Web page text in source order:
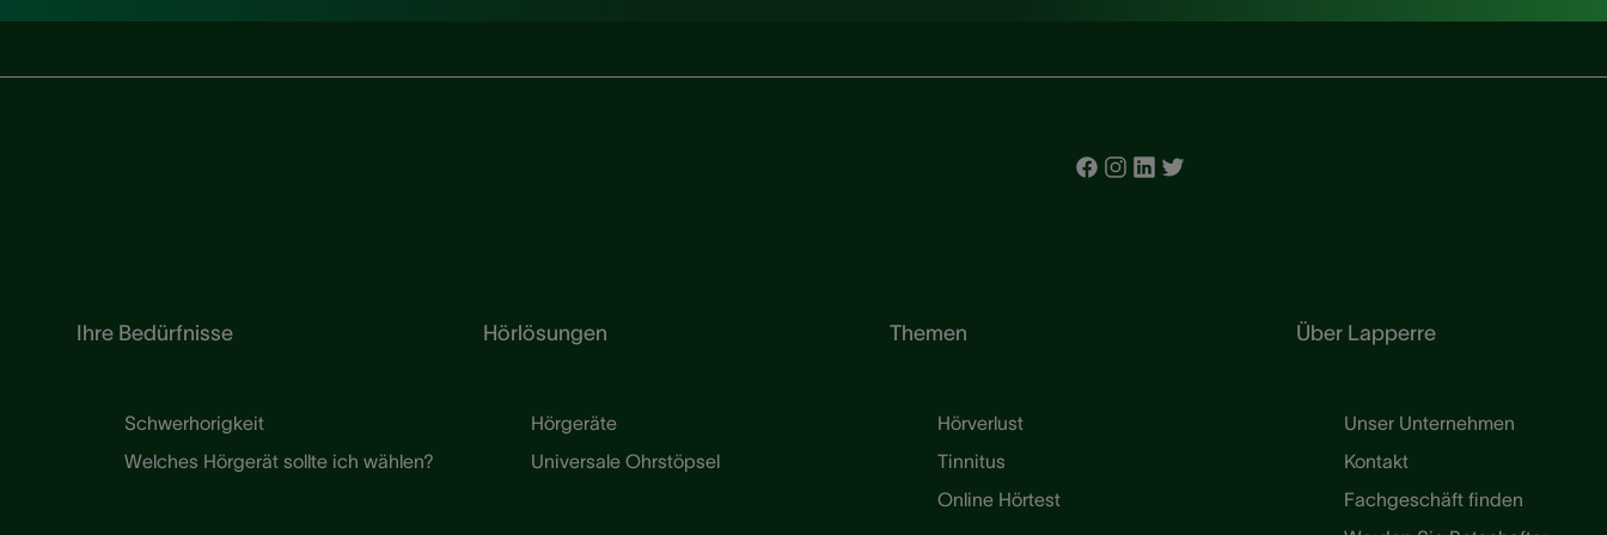
Ihre Bedürfnisse
Schwerhorigkeit
Welches Hörgerät sollte ich wählen?
Hörlösungen
Hörgeräte
Universale Ohrstöpsel
Themen
Hörverlust
Tinnitus
Online Hörtest
Über Lapperre
Unser Unternehmen
Kontakt
Fachgeschäft finden